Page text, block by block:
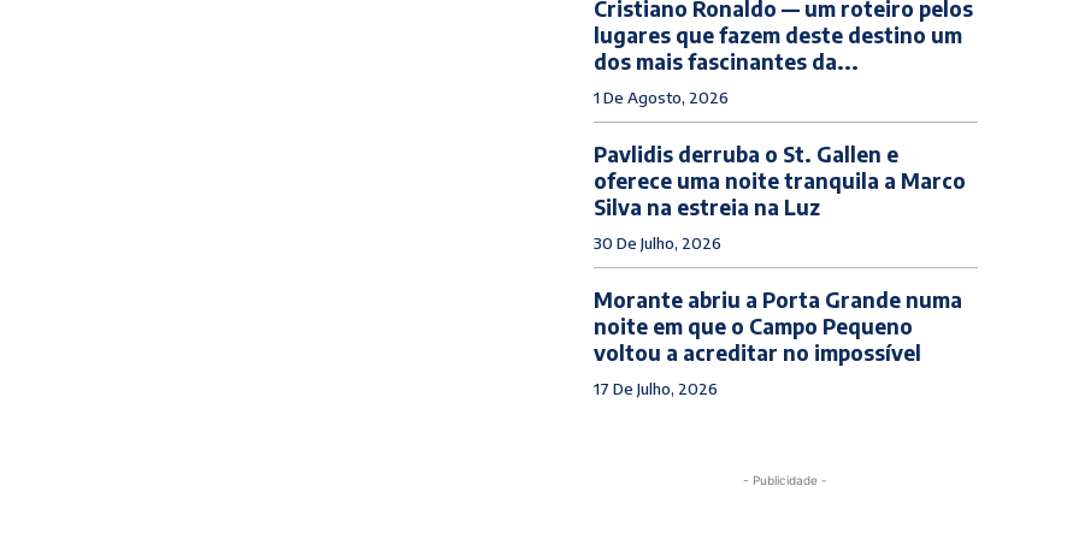
Cristiano Ronaldo — um roteiro pelos
lugares que fazem deste destino um
dos mais fascinantes da...
1 De Agosto, 2026
Pavlidis derruba o St. Gallen e
oferece uma noite tranquila a Marco
Silva na estreia na Luz
30 De Julho, 2026
Morante abriu a Porta Grande numa
noite em que o Campo Pequeno
voltou a acreditar no impossível
17 De Julho, 2026
- Publicidade -